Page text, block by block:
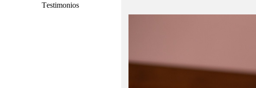
Testimonios